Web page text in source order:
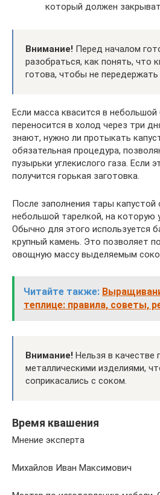
который должен
Внимание! Перед началом
разобраться, как понять, что
готова, чтобы не передержать
Если масса квасится в небольшой
переносится в холод через три
знают, нужно ли протыкать
обязательная процедура,
пузырьки углекислого газа. Если
получится горькая заготовка.
После заполнения тары капустой
небольшой тарелкой, на которую
Обычно для этого используется
крупный камень. Это позволяет
овощную массу выделяемым
Читайте также:
теплице: правила, советы,
Внимание! Нельзя в качестве
металлическими изделиями,
соприкасались с соком.
Время квашения
Мнение эксперта
Михайлов Иван Максимович